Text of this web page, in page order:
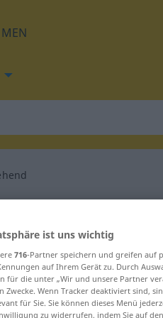
für
ist uns wichtig
716-Partner speichern und greifen auf
auf Ihrem Gerät zu. Durch
für die unter „Wir und unsere Partner
Zwecke. Wenn Tracker deaktiviert sind,
für Sie. Sie können dieses Menü
zu widerrufen, indem Sie auf